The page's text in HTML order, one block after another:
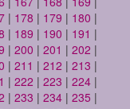
| 178 | 179 | 180 |
| 189 | 190 | 191 |
| 200 | 201 | 202 |
| 211 | 212 | 213 |
| 222 | 223 | 224 |
| 233 | 234 | 235 |